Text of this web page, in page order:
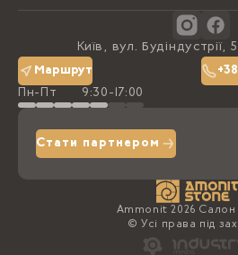
Блог
Контакти
Політика конфіденційності
Доставка та оплата
Київ, вул.
Маршрут
Пн-Пт
9:30-17:00
Стати партнером
Ammonit 2026
© Усі права під